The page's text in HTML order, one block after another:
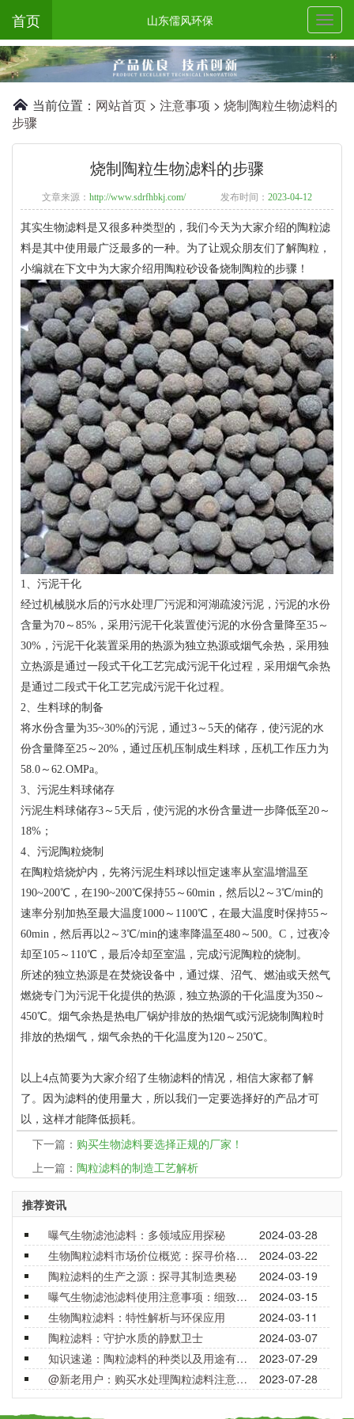
首页 山东儒风环保
当前位置： 网站首页 > 注意事项 > 烧制陶粒生物滤料的
步骤
烧制陶粒生物滤料的步骤
文章来源： http://www.sdrfhbkj.com/ 发布时间： 2023-04-12
其实生物滤料是又很多种类型的，我们今天为大家介绍的陶粒滤
料是其中使用最广泛最多的一种。为了让观众朋友们了解陶粒，
小编就在下文中为大家介绍用陶粒砂设备烧制陶粒的步骤！
1、污泥干化
经过机械脱水后的污水处理厂污泥和河湖疏浚污泥，污泥的水份
含量为70～85%，采用污泥干化装置使污泥的水份含量降至35～
30%，污泥干化装置采用的热源为独立热源或烟气余热，采用独
立热源是通过一段式干化工艺完成污泥干化过程，采用烟气余热
是通过二段式干化工艺完成污泥干化过程。
2、生料球的制备
将水份含量为35~30%的污泥，通过3～5天的储存，使污泥的水
份含量降至25～20%，通过压机压制成生料球，压机工作压力为
58.0～62.OMPa。
3、污泥生料球储存
污泥生料球储存3～5天后，使污泥的水份含量进一步降低至20～
18%；
4、污泥陶粒烧制
在陶粒焙烧炉内，先将污泥生料球以恒定速率从室温增温至
190~200℃，在190~200℃保持55～60min，然后以2～3℃/min的
速率分别加热至最大温度1000～1100℃，在最大温度时保持55～
60min，然后再以2～3℃/min的速率降温至480～500。C，过夜冷
却至105～110℃，最后冷却至室温，完成污泥陶粒的烧制。
所述的独立热源是在焚烧设备中，通过煤、沼气、燃油或天然气
燃烧专门为污泥干化提供的热源，独立热源的干化温度为350～
450℃。烟气余热是热电厂锅炉排放的热烟气或污泥烧制陶粒时
排放的热烟气，烟气余热的干化温度为120～250℃。
以上4点简要为大家介绍了生物滤料的情况，相信大家都了解
了。因为滤料的使用量大，所以我们一定要选择好的产品才可
以，这样才能降低损耗。
下一篇： 购买生物滤料要选择正规的厂家！
上一篇： 陶粒滤料的制造工艺解析
推荐资讯
曝气生物滤池滤料：多领域应用探秘
2024-03-28
生物陶粒滤料市场价位概览：探寻价格背后的价值与选择
2024-03-22
陶粒滤料的生产之源：探寻其制造奥秘
2024-03-19
曝气生物滤池滤料使用注意事项：细致呵护，确保效能
2024-03-15
生物陶粒滤料：特性解析与环保应用
2024-03-11
陶粒滤料：守护水质的静默卫士
2024-03-07
知识速递：陶粒滤料的种类以及用途有哪些？
2023-07-29
@新老用户：购买水处理陶粒滤料注意事项要了解！
2023-07-28